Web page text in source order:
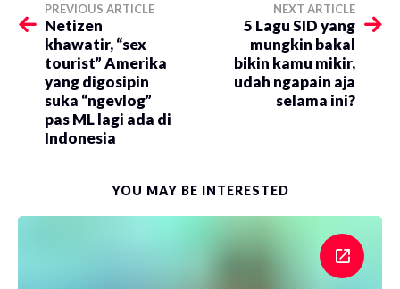
PREVIOUS ARTICLE
Netizen
khawatir, “sex
tourist” Amerika
yang digosipin
suka “ngevlog”
pas ML lagi ada di
Indonesia
NEXT ARTICLE
5 Lagu SID yang
mungkin bakal
bikin kamu mikir,
udah ngapain aja
selama ini?
YOU MAY BE INTERESTED